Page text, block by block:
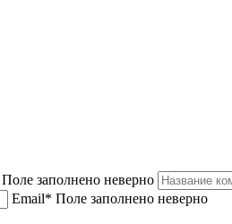
Поле заполнено неверно
Email* Поле заполнено неверно